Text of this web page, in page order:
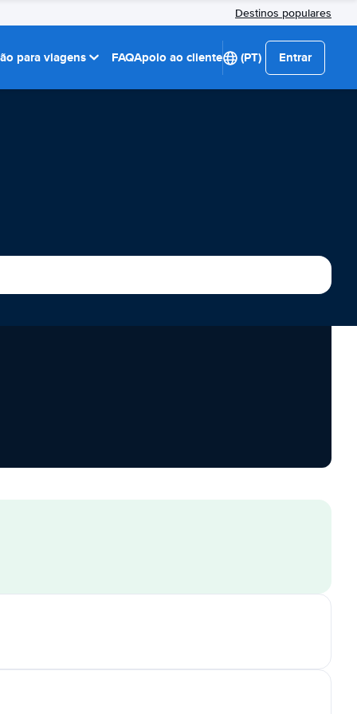
Destinos populares
para viagens FAQApoio ao cliente (PT) Entrar